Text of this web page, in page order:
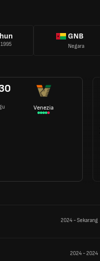
GNB
Negara
Venezia
2024-Sekarang
2024-2024